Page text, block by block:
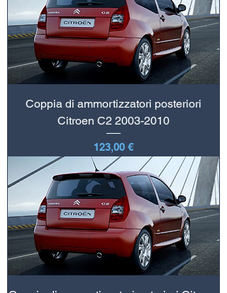
Coppia di ammortizzatori posteriori
Citroen C2 2003-2010
Prezzo
123,00 €